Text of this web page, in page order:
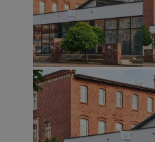
QeSessID
MvSessID
euds